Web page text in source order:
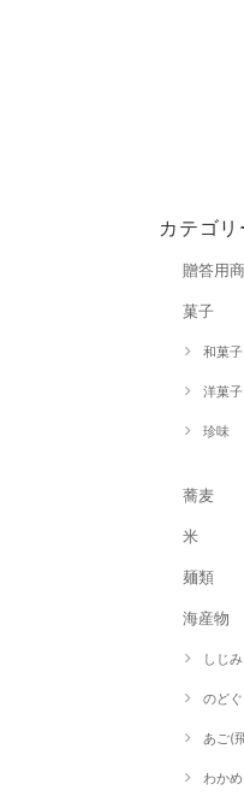
カテゴリ
贈答用
菓子
和菓子
洋菓子
珍味
蕎麦
米
麺類
海産物
しじみ
のど
あご(
わかめ